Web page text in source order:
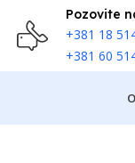
Pozovite
+381 18
+381 60